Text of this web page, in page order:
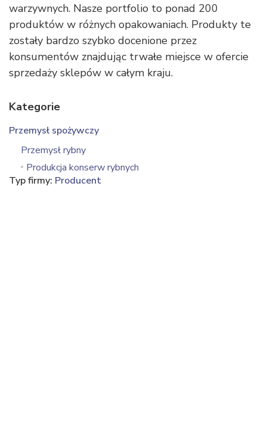
warzywnych. Nasze portfolio to ponad 200
produktów w różnych opakowaniach. Produkty te
zostały bardzo szybko docenione przez
konsumentów znajdując trwałe miejsce w ofercie
sprzedaży sklepów w całym kraju.
Kategorie
Przemysł spożywczy
Przemysł rybny
Produkcja konserw rybnych
Typ firmy: Producent